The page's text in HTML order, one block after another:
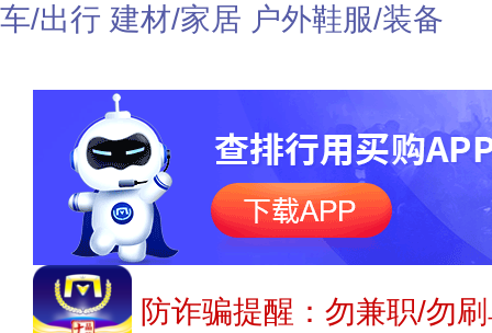
车/出行 建材/家居 户外鞋服/装备
防诈骗提醒：勿兼职/勿